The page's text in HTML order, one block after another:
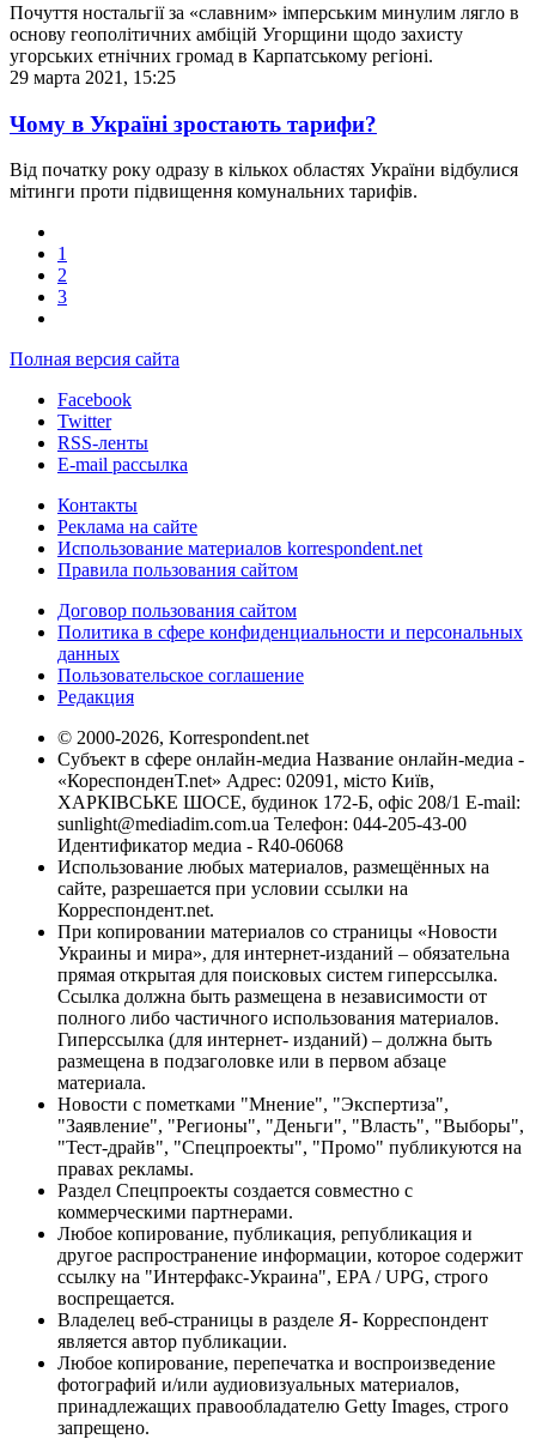
Почуття ностальгії за «славним» імперським минулим лягло в
основу геополітичних амбіцій Угорщини щодо захисту
угорських етнічних громад в Карпатському регіоні.
29 марта 2021, 15:25
Чому в Україні зростають тарифи?
Від початку року одразу в кількох областях України відбулися
мітинги проти підвищення комунальних тарифів.
1
2
3
Полная версия сайта
Facebook
Twitter
RSS-ленты
E-mail рассылка
Контакты
Реклама на сайте
Использование материалов korrespondent.net
Правила пользования сайтом
Договор пользования сайтом
Политика в сфере конфиденциальности и персональных
данных
Пользовательское соглашение
Редакция
© 2000-2026, Korrespondent.net
Субъект в сфере онлайн-медиа Название онлайн-медиа -
«КореспонденТ.net» Адрес: 02091, місто Київ,
ХАРКІВСЬКЕ ШОСЕ, будинок 172-Б, офіс 208/1 E-mail:
sunlight@mediadim.com.ua Телефон: 044-205-43-00
Идентификатор медиа - R40-06068
Использование любых материалов, размещённых на
сайте, разрешается при условии ссылки на
Корреспондент.net.
При копировании материалов со страницы «Новости
Украины и мира», для интернет-изданий – обязательна
прямая открытая для поисковых систем гиперссылка.
Ссылка должна быть размещена в независимости от
полного либо частичного использования материалов.
Гиперссылка (для интернет- изданий) – должна быть
размещена в подзаголовке или в первом абзаце
материала.
Новости с пометками "Мнение", "Экспертиза",
"Заявление", "Регионы", "Деньги", "Власть", "Выборы",
"Тест-драйв", "Спецпроекты", "Промо" публикуются на
правах рекламы.
Раздел Спецпроекты создается совместно с
коммерческими партнерами.
Любое копирование, публикация, републикация и
другое распространение информации, которое содержит
ссылку на "Интерфакс-Украина", EPA / UPG, строго
воспрещается.
Владелец веб-страницы в разделе Я- Корреспондент
является автор публикации.
Любое копирование, перепечатка и воспроизведение
фотографий и/или аудиовизуальных материалов,
принадлежащих правообладателю Getty Images, строго
запрещено.